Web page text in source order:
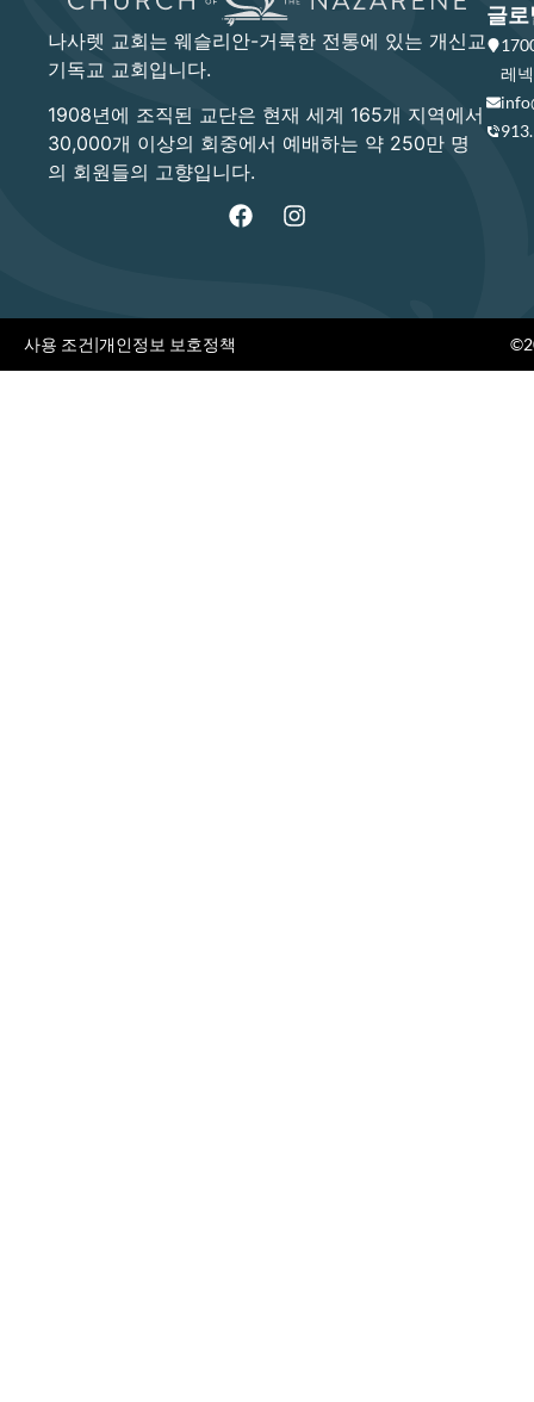
나사렛 교회는 웨슬리안-거룩한 전통에 있는 개신교
기독교 교회입니다.
1908년에 조직된 교단은 현재 세계 165개 지역에서
30,000개 이상의 회중에서 예배하는 약 250만 명
의 회원들의 고향입니다.
글로
레
사용 조건|개인정보 보호정책